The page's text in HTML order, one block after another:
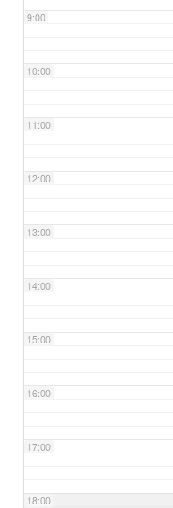
9:00
10:00
11:00
12:00
13:00
14:00
15:00
16:00
17:00
18:00